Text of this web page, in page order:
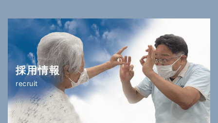
採用情報
recruit